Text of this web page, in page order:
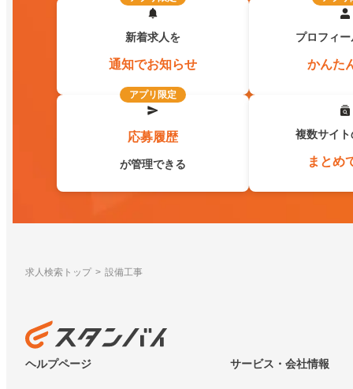
新着求人を
通知でお知らせ
プロフィ
かんた
アプリ限定
応募履歴
が管理できる
複数サイ
まとめ
求人検索トップ 設備工事
ヘルプページ サービス・会社情報